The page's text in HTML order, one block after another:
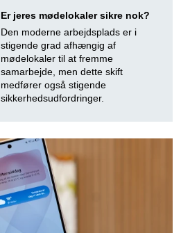
Er jeres mødelokaler sikre nok?
Den moderne arbejdsplads er i
stigende grad afhængig af
mødelokaler til at fremme
samarbejde, men dette skift
medfører også stigende
sikkerhedsudfordringer.